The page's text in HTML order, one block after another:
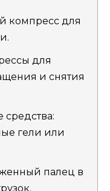
компресс для
для
и снятия
средства:
гели или
палец в